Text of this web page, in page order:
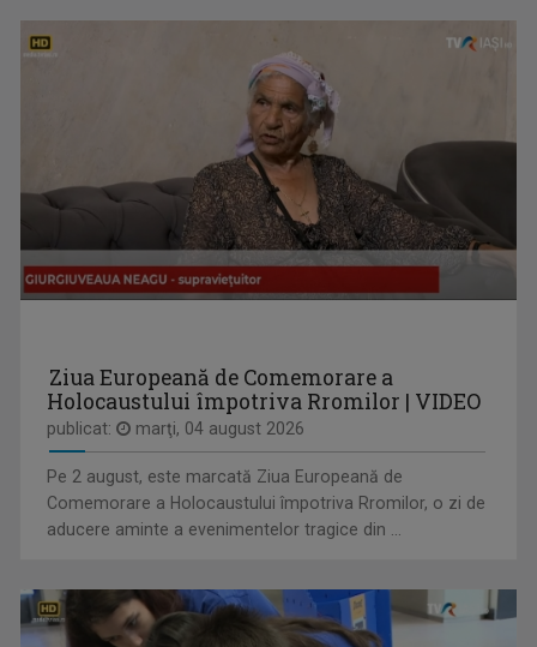
Un calendar al evenimentelor zilei
TELEJURNAL REGIONAL
Informații corecte și obiective, relatări în ...
Ziua Europeană de Comemorare a
Holocaustului împotriva Rromilor | VIDEO
publicat: marţi, 04 august 2026
Pe 2 august, este marcată Ziua Europeană de
Comemorare a Holocaustului împotriva Rromilor, o zi de
aducere aminte a evenimentelor tragice din ...